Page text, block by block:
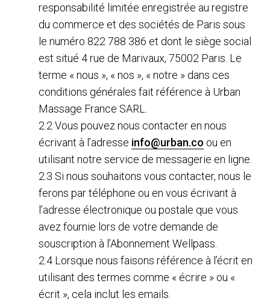
responsabilité limitée enregistrée au registre
du commerce et des sociétés de Paris sous
le numéro 822 788 386 et dont le siège social
est situé 4 rue de Marivaux, 75002 Paris. Le
terme « nous », « nos », « notre » dans ces
conditions générales fait référence à Urban
Massage France SARL.
2.2 Vous pouvez nous contacter en nous
écrivant à l’adresse info@urban.co ou en
utilisant notre service de messagerie en ligne.
2.3 Si nous souhaitons vous contacter, nous le
ferons par téléphone ou en vous écrivant à
l’adresse électronique ou postale que vous
avez fournie lors de votre demande de
souscription à l’Abonnement Wellpass.
2.4 Lorsque nous faisons référence à l’écrit en
utilisant des termes comme « écrire » ou «
écrit », cela inclut les emails.